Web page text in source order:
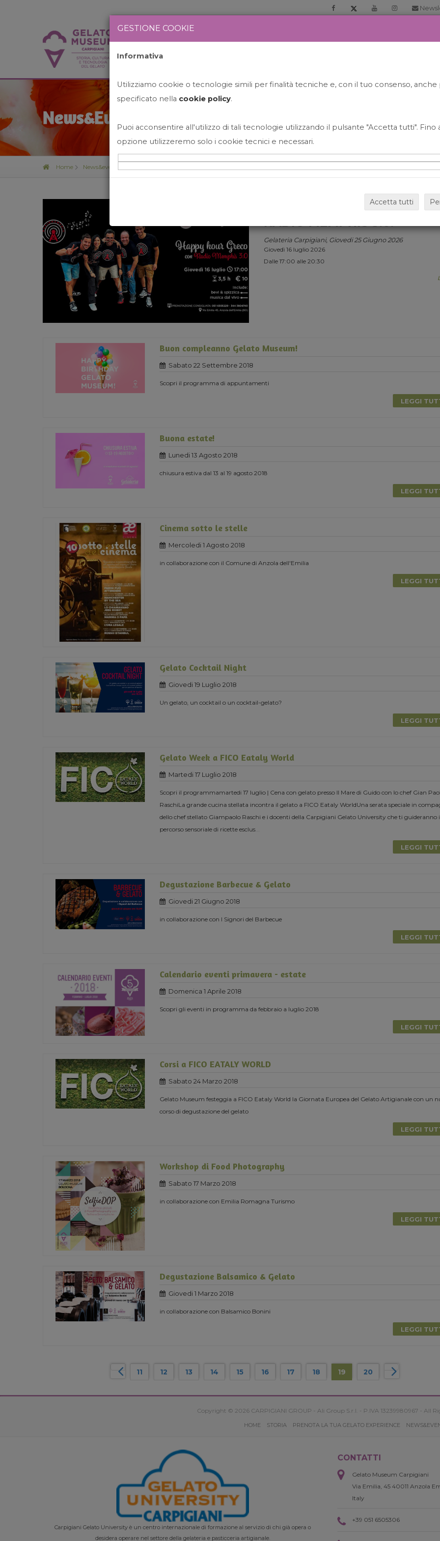
News&Events
Home News&events
HAPPY HOUR GRECO CON
RADIO MEMPHIS 3.0.
Gelateria Carpigiani, Giovedi 25 Giugno 2026
Giovedì 16 luglio 2026
Dalle 17:00 alle 20:30
Buon compleanno Gelato Museum!
Sabato 22 Settembre 2018
Scopri il programma di appuntamenti
LEGGI
Buona estate!
Lunedi 13 Agosto 2018
chiusura estiva dal 13 al 19 agosto 2018
LEGGI
Cinema sotto le stelle
Mercoledi 1 Agosto 2018
in collaborazione con il Comune di Anzola dell'Emilia
LEGGI
Gelato Cocktail Night
Giovedi 19 Luglio 2018
Un gelato, un cocktail o un cocktail-gelato?
LEGGI
Gelato Week a FICO Eataly World
Martedi 17 Luglio 2018
Scopri il programmamartedi 17 luglio | Cena con gelato presso Il Mare di Guido con lo chef Gian
RaschiLa grande cucina stellata incontra il gelato a FICO Eataly WorldUna serata speciale in
dello chef stellato Giampaolo Raschi e i docenti della Carpigiani Gelato University che ti guideranno
percorso sensoriale di ricette esclus...
LEGGI
Degustazione Barbecue & Gelato
Giovedi 21 Giugno 2018
in collaborazione con I Signori del Barbecue
LEGGI
Calendario eventi primavera - estate
Domenica 1 Aprile 2018
Scopri gli eventi in programma da febbraio a luglio 2018
LEGGI
Corsi a FICO EATALY WORLD
Sabato 24 Marzo 2018
Gelato Museum festeggia a FICO Eataly World la Giornata Europea del Gelato Artigianale con un
corso di degustazione del gelato
LEGGI
Workshop di Food Photography
Sabato 17 Marzo 2018
in collaborazione con Emilia Romagna Turismo
LEGGI
Degustazione Balsamico & Gelato
Giovedi 1 Marzo 2018
in collaborazione con Balsamico Bonini
LEGGI
11 12 13 14 15 16 17 18 19 20
Copyright © 2026 CARPIGIANI GROUP - Ali Group S.r.l. - P.IVA 13239980967 - All
HOME STORIA PRENOTA LA TUA GELATO EXPERIENCE
Carpigiani Gelato University è un centro internazionale di formazione al servizio di chi già opera o
desidera operare nel settore della gelateria e pasticceria artigianale.
CONTATTI
Gelato Museum Carpigiani
Via Emilia, 45 40011 Anzola
Italy
+39 051 6505306
GESTIONE COOKIE
Informativa
Utilizziamo cookie o tecnologie simili per finalità tecniche e, con il tuo consenso,
specificato nella cookie policy.
Puoi acconsentire all'utilizzo di tali tecnologie utilizzando il pulsante "Accetta tutti". Fino
opzione utilizzeremo solo i cookie tecnici e necessari.
Accetta tutti